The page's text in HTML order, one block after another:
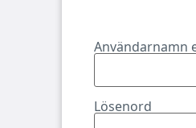
Användarnamn
Lösenord